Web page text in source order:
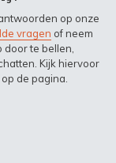
op onze
vragen of neem
door te bellen,
Kijk hiervoor
de pagina.